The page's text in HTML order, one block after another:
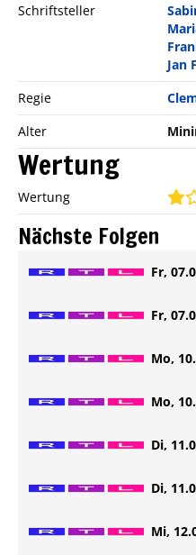
Schriftsteller
Jan
Regie
Alter
Wertung
Wertung
Nächste Folgen
Fr,
Fr,
Mo,
Mo,
Di,
Di,
Mi,